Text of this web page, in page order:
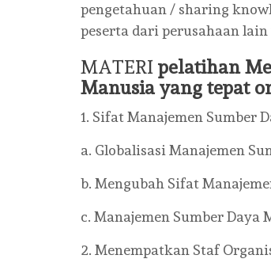
pengetahuan / sharing
peserta dari perusahaan
MATERI pelatihan
Manusia yang tepat
1. Sifat Manajemen Sumber
a. Globalisasi Manajemen
b. Mengubah Sifat
c. Manajemen Sumber Daya
2. Menempatkan Staf